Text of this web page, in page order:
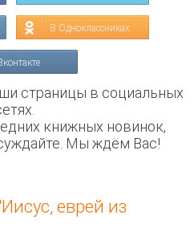
В Одноклассниках
страницы в социальных
книжных новинок,
Мы ждём Вас!
еврей из